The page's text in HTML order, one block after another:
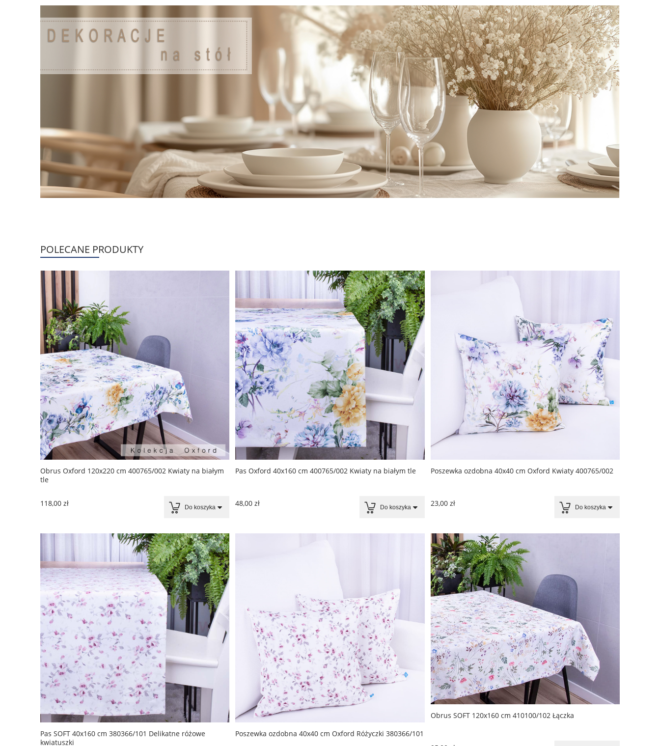
POLECANE PRODUKTY
Obrus Oxford 120x220 cm 400765/002 Kwiaty na białym
tle
118,00 zł Do koszyka
Pas Oxford 40x160 cm 400765/002 Kwiaty na białym tle
48,00 zł Do koszyka
Poszewka ozdobna 40x40 cm Oxford Kwiaty 400765/002
23,00 zł Do koszyka
Pas SOFT 40x160 cm 380366/101 Delikatne różowe
kwiatuszki
Poszewka ozdobna 40x40 cm Oxford Różyczki 380366/101
Obrus SOFT 120x160 cm 410100/102 Łączka